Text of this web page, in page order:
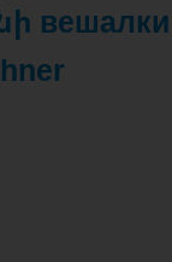
вешалки